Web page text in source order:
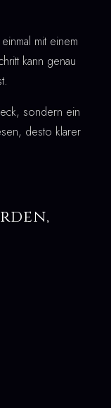
mit einem
kann genau
sondern ein
desto klarer